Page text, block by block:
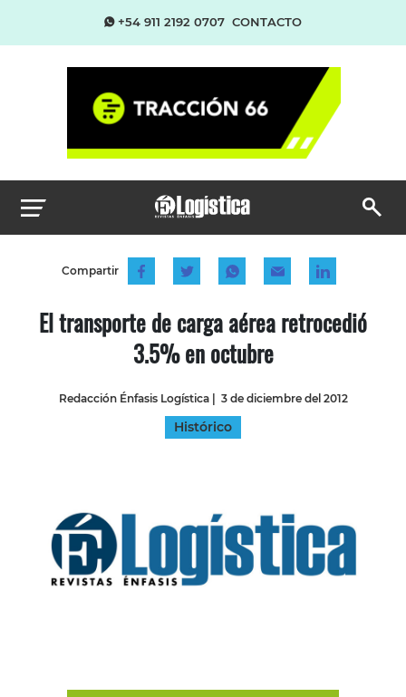
+54 911 2192 0707 CONTACTO
Compartir
El transporte de carga aérea retrocedió
3.5% en octubre
Redacción Énfasis Logística| 3 de diciembre del 2012
Histórico